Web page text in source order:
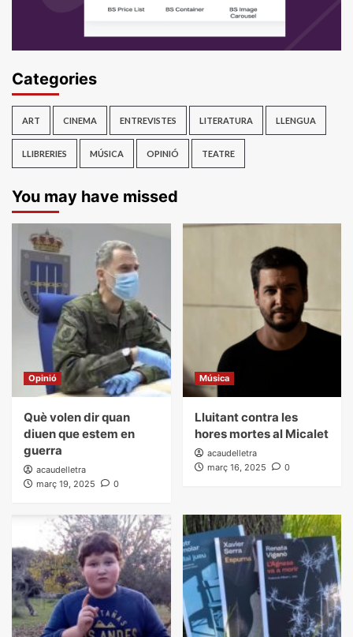
Categories
ART CINEMA ENTREVISTES LITERATURA LLENGUA
LLIBRERIES MÚSICA OPINIÓ TEATRE
You may have missed
Opinió
Què volen dir quan
diuen que estem en
guerra
acaudelletra
març 19, 2025
0
Música
Lluitant contra les
hores mortes al Micalet
acaudelletra
març 16, 2025
0